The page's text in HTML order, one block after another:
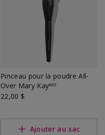
Pinceau pour la poudre All-
Over Mary Kayᴹᴰ
22,00 $
Ajouter au sac